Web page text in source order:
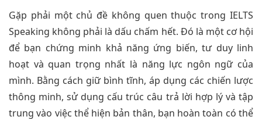
Gặp phải một chủ đề không quen thuộc trong IELTS
Speaking không phải là dấu chấm hết. Đó là một cơ hội
để bạn chứng minh khả năng ứng biến, tư duy linh
hoạt và quan trọng nhất là năng lực ngôn ngữ của
mình. Bằng cách giữ bình tĩnh, áp dụng các chiến lược
thông minh, sử dụng cấu trúc câu trả lời hợp lý và tập
trung vào việc thể hiện bản thân, bạn hoàn toàn có thể